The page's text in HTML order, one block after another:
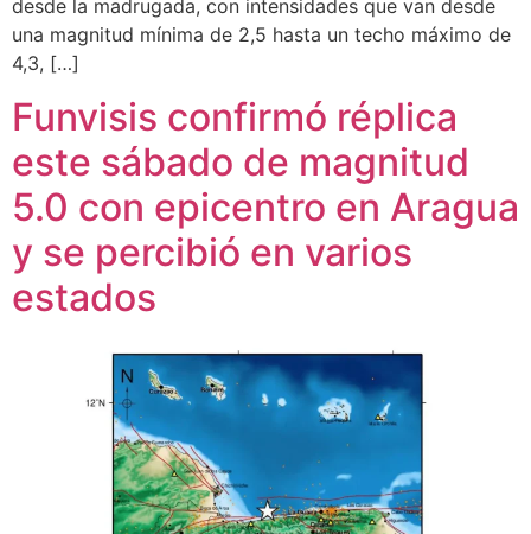
desde la madrugada, con intensidades que van desde
una magnitud mínima de 2,5 hasta un techo máximo de
4,3, […]
Funvisis confirmó réplica
este sábado de magnitud
5.0 con epicentro en Aragua
y se percibió en varios
estados